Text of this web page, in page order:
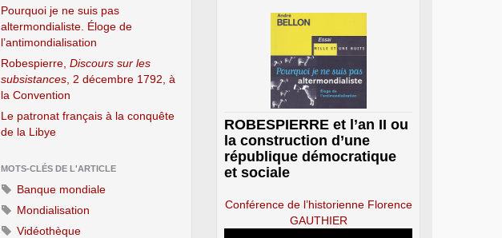
Pourquoi je ne suis pas
altermondialiste. Éloge de
l’antimondialisation
Robespierre, Discours sur les
subsistances , 2 décembre 1792, à
la Convention
Le patronat français à la conquête
de la Libye
MOTS-CLÉS DE L'ARTICLE
Banque mondiale
Mondialisation
Vidéothèque
ROBESPIERRE et l’an II ou
la construction d’une
république démocratique
et sociale
Conférence de l’historienne Florence
GAUTHIER